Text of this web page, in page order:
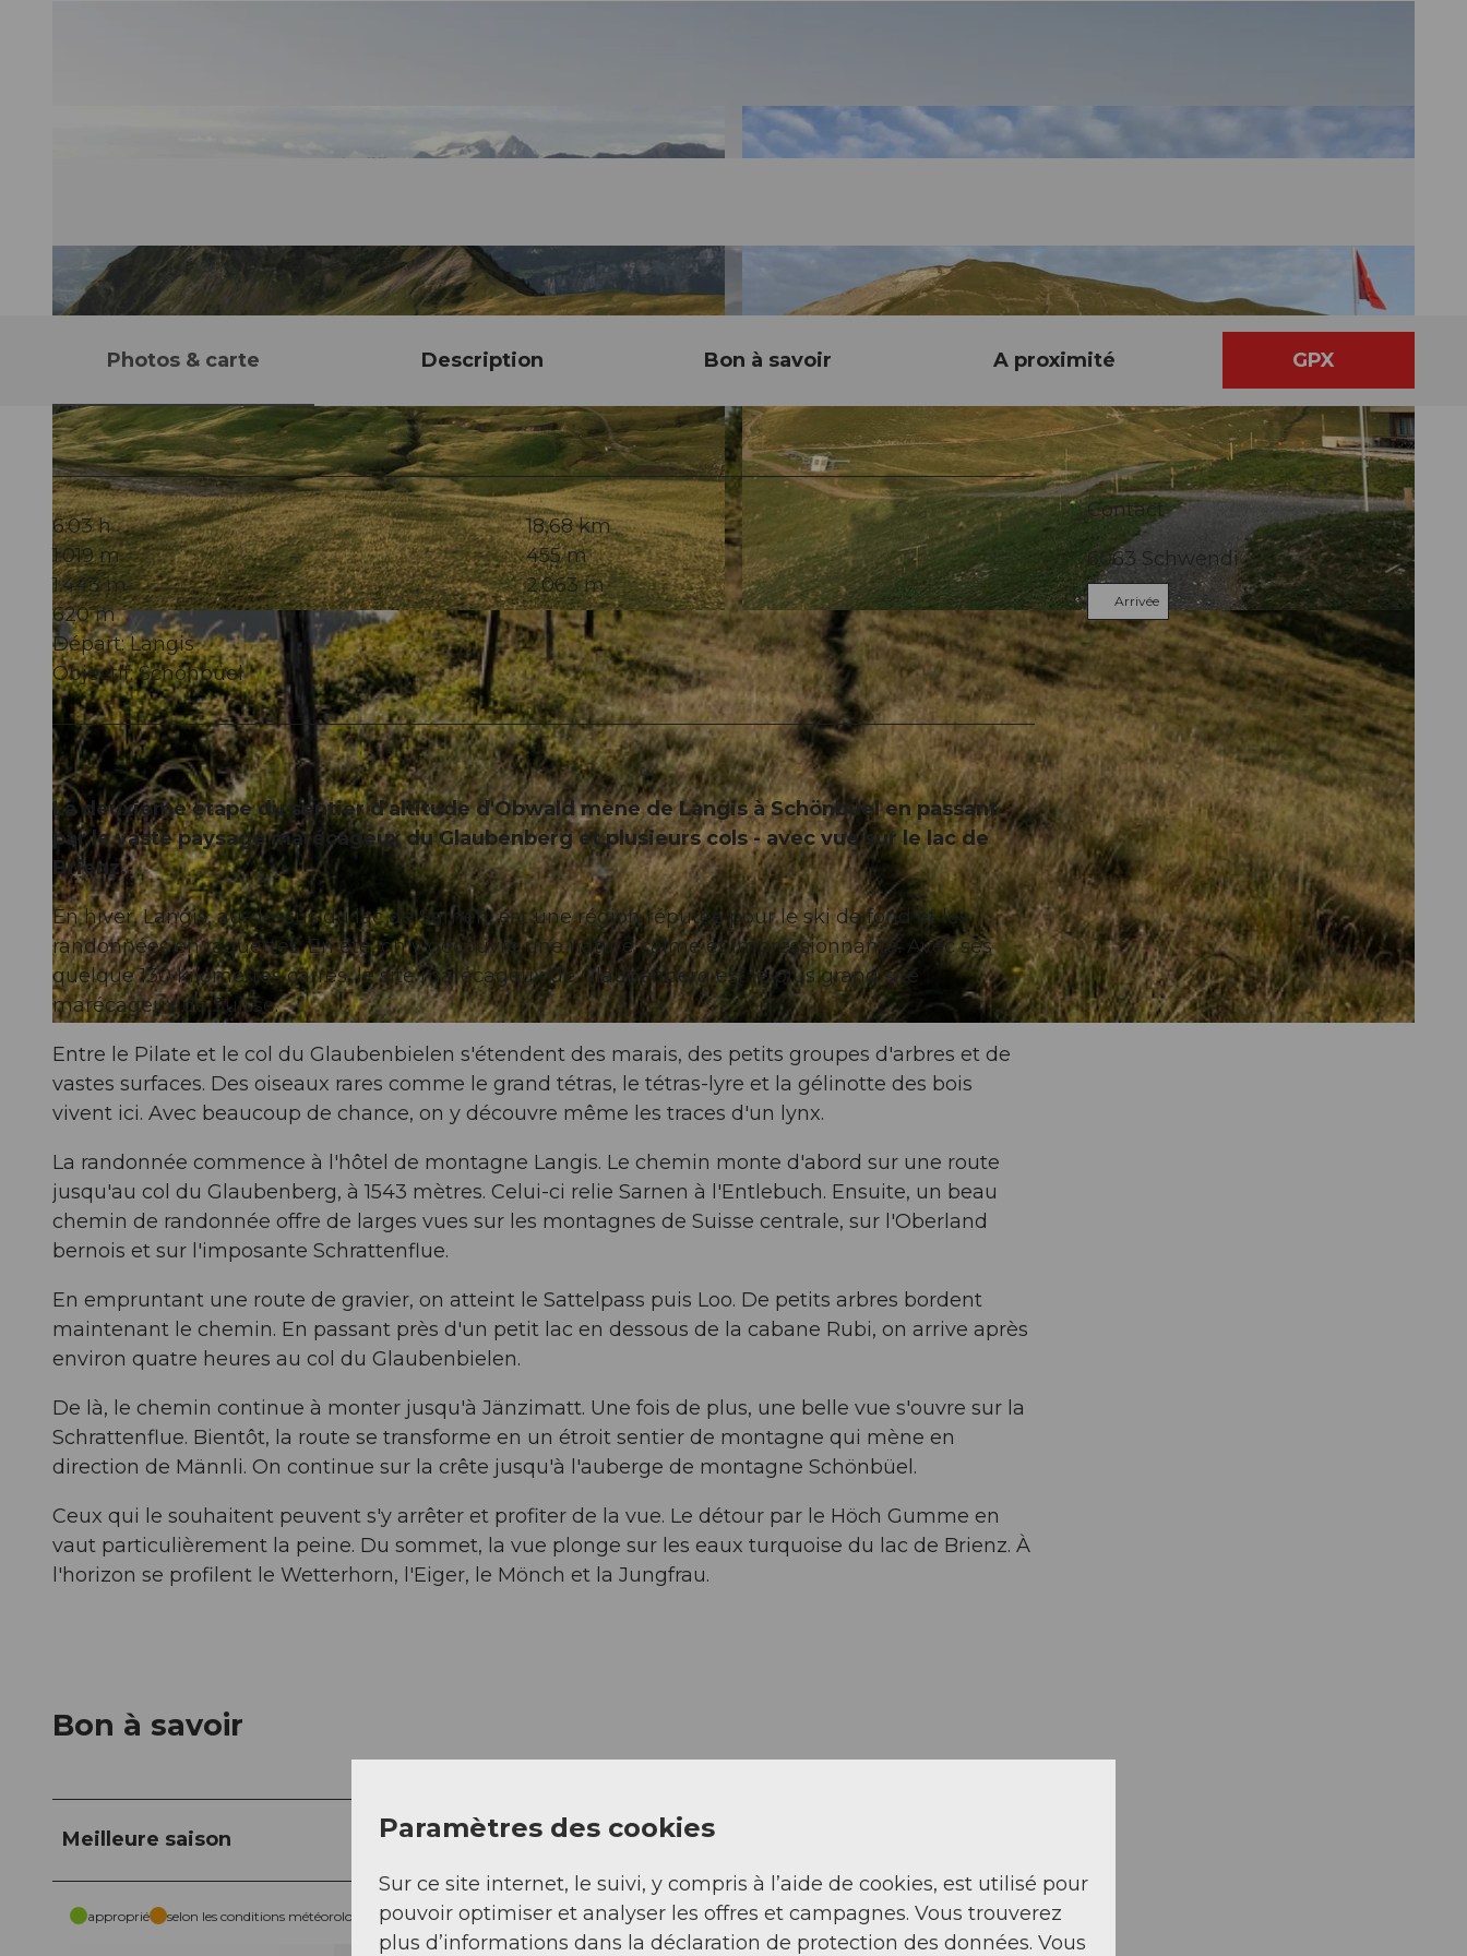
© Obwalden Tourismus, Obwalden Tourismus © Obwalden Tourismus, Obwalden Tourismus
Photos & carte Description Bon à savoir A proximité GPX
6:03 h
18,68 km
1.019 m
455 m
1.443 m
2.063 m
620 m
Départ: Langis
Objectif: Schönbüel
La deuxième étape du sentier d'altitude d'Obwald mène de Langis à Schönbüel en passant
par le vaste paysage marécageux du Glaubenberg et plusieurs cols - avec vue sur le lac de
Brienz.
En hiver, Langis, au-dessus du lac de Sarnen, est une région réputée pour le ski de fond et les
randonnées en raquettes. En été, on y découvre une nature calme et impressionnante. Avec ses
quelque 130 kilomètres carrés, le site marécageux de Glaubenberg est le plus grand site
marécageux de Suisse.
Entre le Pilate et le col du Glaubenbielen s'étendent des marais, des petits groupes d'arbres et de
vastes surfaces. Des oiseaux rares comme le grand tétras, le tétras-lyre et la gélinotte des bois
vivent ici. Avec beaucoup de chance, on y découvre même les traces d'un lynx.
La randonnée commence à l'hôtel de montagne Langis. Le chemin monte d'abord sur une route
jusqu'au col du Glaubenberg, à 1543 mètres. Celui-ci relie Sarnen à l'Entlebuch. Ensuite, un beau
chemin de randonnée offre de larges vues sur les montagnes de Suisse centrale, sur l'Oberland
bernois et sur l'imposante Schrattenflue.
En empruntant une route de gravier, on atteint le Sattelpass puis Loo. De petits arbres bordent
maintenant le chemin. En passant près d'un petit lac en dessous de la cabane Rubi, on arrive après
environ quatre heures au col du Glaubenbielen.
De là, le chemin continue à monter jusqu'à Jänzimatt. Une fois de plus, une belle vue s'ouvre sur la
Schrattenflue. Bientôt, la route se transforme en un étroit sentier de montagne qui mène en
direction de Männli. On continue sur la crête jusqu'à l'auberge de montagne Schönbüel.
Ceux qui le souhaitent peuvent s'y arrêter et profiter de la vue. Le détour par le Höch Gumme en
vaut particulièrement la peine. Du sommet, la vue plonge sur les eaux turquoise du lac de Brienz. À
l'horizon se profilent le Wetterhorn, l'Eiger, le Mönch et la Jungfrau.
Bon à savoir
Meilleure saison
approprié selon les conditions météorologiques
Contact
6063 Schwendi
Arrivée
Paramètres des cookies
Sur ce site internet, le suivi, y compris à l’aide de cookies, est utilisé pour
pouvoir optimiser et analyser les offres et campagnes. Vous trouverez
plus d’informations dans la déclaration de protection des données. Vous